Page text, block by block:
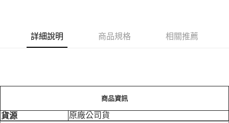
7-11取貨付款［需3-5個工作天不含預購商品］
每筆NT$70，滿NT$499(含以上)免運費
宅配［需2-3個工作天不含預購商品］
每筆NT$100，滿NT$799(含以上)免運費
詳細說明 商品規格 相關推薦
商品資訊
貨源 原廠公司貨